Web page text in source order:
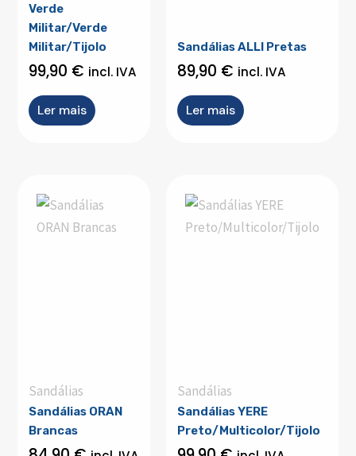
Verde
Militar/Verde
Militar/Tijolo
99,90 € incl. IVA
Ler mais
Sandálias ALLI Pretas
89,90 € incl. IVA
Ler mais
Sandálias
Sandálias ORAN
Brancas
Sandálias
Sandálias YERE
Preto/Multicolor/Tijolo